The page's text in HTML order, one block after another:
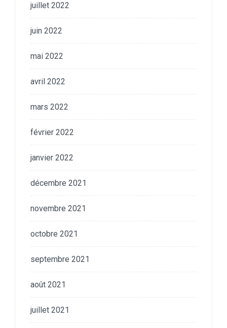
juillet 2022
juin 2022
mai 2022
avril 2022
mars 2022
février 2022
janvier 2022
décembre 2021
novembre 2021
octobre 2021
septembre 2021
août 2021
juillet 2021